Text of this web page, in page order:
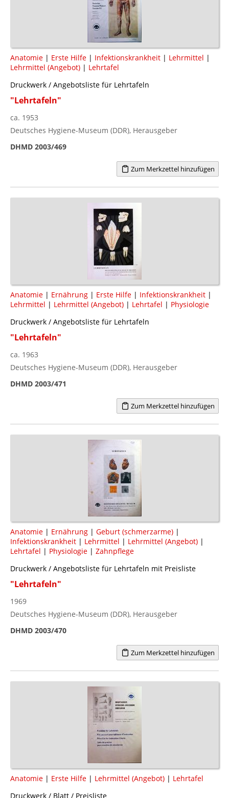
Anatomie | Erste Hilfe | Infektionskrankheit | Lehrmittel |
Lehrmittel (Angebot) | Lehrtafel
Druckwerk / Angebotsliste für Lehrtafeln
"Lehrtafeln"
ca. 1953
Deutsches Hygiene-Museum (DDR), Herausgeber
DHMD 2003/469
Zum Merkzettel hinzufügen
Anatomie | Ernährung | Erste Hilfe | Infektionskrankheit |
Lehrmittel | Lehrmittel (Angebot) | Lehrtafel | Physiologie
Druckwerk / Angebotsliste für Lehrtafeln
"Lehrtafeln"
ca. 1963
Deutsches Hygiene-Museum (DDR), Herausgeber
DHMD 2003/471
Zum Merkzettel hinzufügen
Anatomie | Ernährung | Geburt (schmerzarme) |
Infektionskrankheit | Lehrmittel | Lehrmittel (Angebot) |
Lehrtafel | Physiologie | Zahnpflege
Druckwerk / Angebotsliste für Lehrtafeln mit Preisliste
"Lehrtafeln"
1969
Deutsches Hygiene-Museum (DDR), Herausgeber
DHMD 2003/470
Zum Merkzettel hinzufügen
Anatomie | Erste Hilfe | Lehrmittel (Angebot) | Lehrtafel
Druckwerk / Blatt / Preisliste